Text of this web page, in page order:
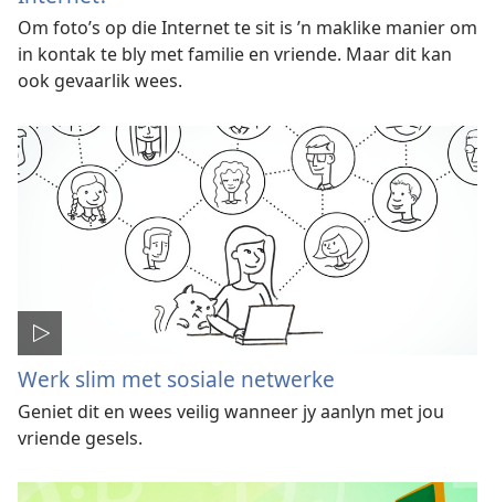
Om foto’s op die Internet te sit is ’n maklike manier om
in kontak te bly met familie en vriende. Maar dit kan
ook gevaarlik wees.
Werk slim met sosiale netwerke
Geniet dit en wees veilig wanneer jy aanlyn met jou
vriende gesels.